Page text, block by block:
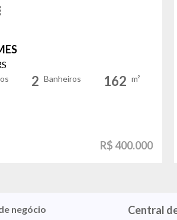
2 Banheiros 162 m²
R$ 400.000
negócio
Central